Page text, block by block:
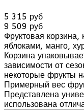
5 315 руб
9 509 руб
Фруктовая
яблоками, манго,
Корзина
зависимости от
некоторые фрукты
Примерный вес
Представлена
использована